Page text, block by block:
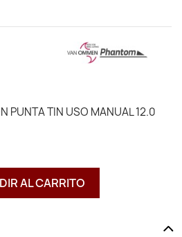
PUNTA TIN USO MANUAL 12.0
AL CARRITO